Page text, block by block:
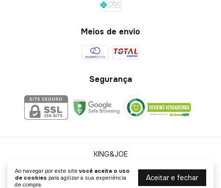
Ao navegar por este site você aceita o uso
de cookies para agilizar a sua experiência
de compra.
Aceitar e fechar
Meios de envio
Segurança
KING&JOE